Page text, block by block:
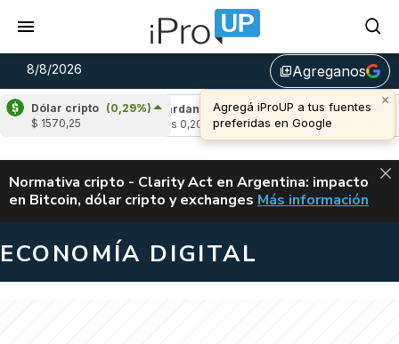
8/8/2026 library_addAgreganos
×
Agregá iProUP a tus fuentes
preferidas en Google
Dólar cripto (0,29%)
$ 1570,25
Cardano (-0,54%)
Avalanche
u$s 6,52
ALERTA
Normativa cripto - Clarity Act en Argentina: impacto
en Bitcoin, dólar cripto y exchanges CLARITY ACT EN
Más información
ECONOMÍA DIGITAL